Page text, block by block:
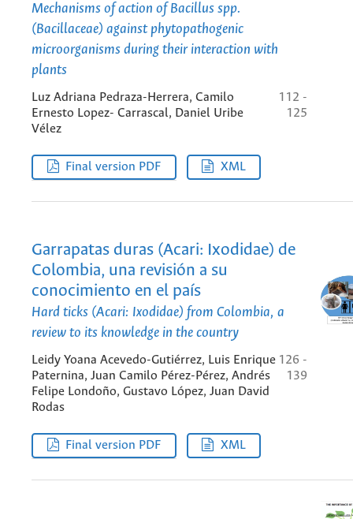
Mechanisms of action of Bacillus spp.
(Bacillaceae) against phytopathogenic
microorganisms during their interaction with
plants
Luz Adriana Pedraza-Herrera, Camilo
Ernesto Lopez- Carrascal, Daniel Uribe
Vélez
112 -
125
Final version PDF XML
Garrapatas duras (Acari: Ixodidae) de
Colombia, una revisión a su
conocimiento en el país
Hard ticks (Acari: Ixodidae) from Colombia, a
review to its knowledge in the country
Leidy Yoana Acevedo-Gutiérrez, Luis Enrique
Paternina, Juan Camilo Pérez-Pérez, Andrés
Felipe Londoño, Gustavo López, Juan David
Rodas
126 -
139
Final version PDF XML